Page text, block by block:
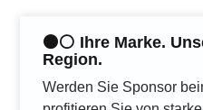
⚫️⚪️ Ihre Marke.
Region.
Werden Sie Sponsor